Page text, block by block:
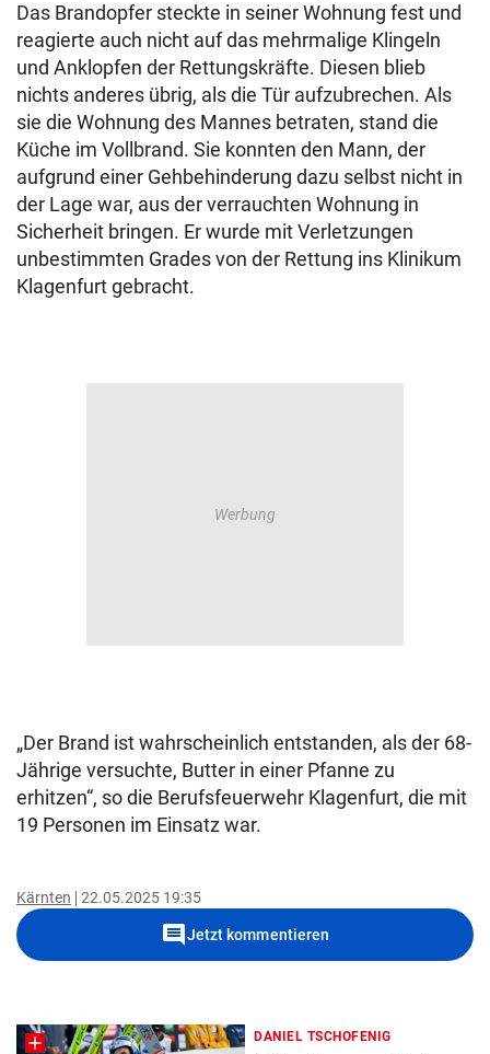
Das Brandopfer steckte in seiner Wohnung fest und
reagierte auch nicht auf das mehrmalige Klingeln
und Anklopfen der Rettungskräfte. Diesen blieb
nichts anderes übrig, als die Tür aufzubrechen. Als
sie die Wohnung des Mannes betraten, stand die
Küche im Vollbrand. Sie konnten den Mann, der
aufgrund einer Gehbehinderung dazu selbst nicht in
der Lage war, aus der verrauchten Wohnung in
Sicherheit bringen. Er wurde mit Verletzungen
unbestimmten Grades von der Rettung ins Klinikum
Klagenfurt gebracht.
„Der Brand ist wahrscheinlich entstanden, als der 68-
Jährige versuchte, Butter in einer Pfanne zu
erhitzen“, so die Berufsfeuerwehr Klagenfurt, die mit
19 Personen im Einsatz war.
Kärnten 22.05.2025 19:35
commentJetzt kommentieren
DANIEL TSCHOFENIG